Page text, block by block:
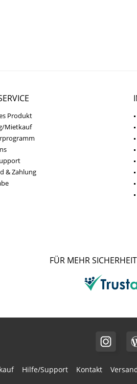
Produkt
Mietkauf
& Zahlung
FÜR MEHR
Hilfe/Support Kontakt